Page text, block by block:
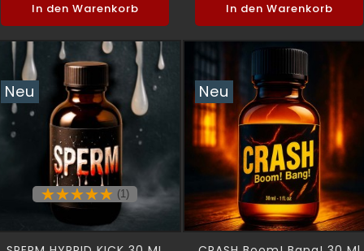
In den Warenkorb In den Warenkorb
Neu
(1)
Neu